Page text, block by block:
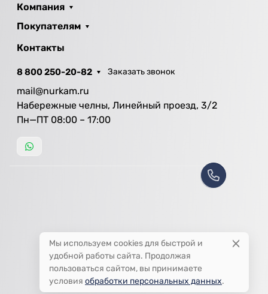
Компания
Покупателям
Контакты
8 800 250-20-82 Заказать звонок
mail@nurkam.ru
Набережные челны, Линейный проезд, 3/2
Пн—ПТ 08:00 – 17:00
Мы используем cookies для быстрой и
удобной работы сайта. Продолжая
пользоваться сайтом, вы принимаете
условия обработки персональных данных.